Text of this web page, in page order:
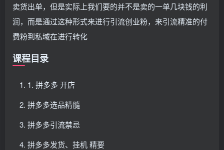
卖货出单，但是实际上我们要的并不是卖的一单几块钱的利
润，而是通过这种形式来进行引流创业粉，来引流精准的付
费粉到私域在进行转化
课程目录
1. 拼多多 开店
拼多多选品精髓
拼多多引流禁忌
拼多多发货、挂机 精要